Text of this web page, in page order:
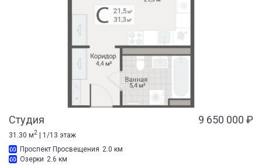
Студия 9 650 000 ₽
31.30 м2
| 1/13 этаж
Проспект Просвещения 2.0 км
Озерки 2.6 км